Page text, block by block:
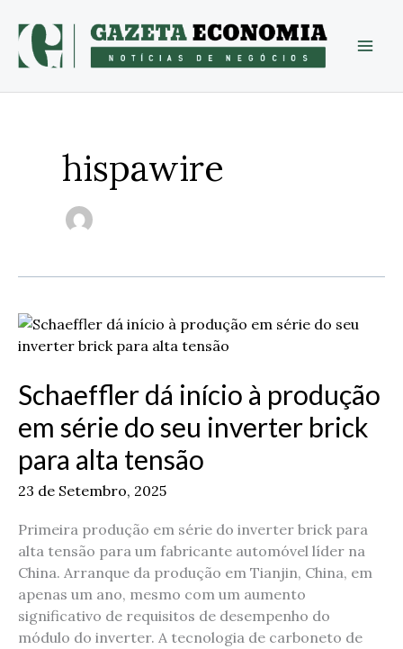
content
hispawire
Schaeffler dá início à produção
em série do seu inverter brick
para alta tensão
23 de Setembro, 2025
Primeira produção em série do inverter brick para
alta tensão para um fabricante automóvel líder na
China. Arranque da produção em Tianjin, China, em
apenas um ano, mesmo com um aumento
significativo de requisitos de desempenho do
módulo do inverter. A tecnologia de carboneto de
Schaeffler
dá
à
produção
em
série
do
seu
brick
para
alta
tensão